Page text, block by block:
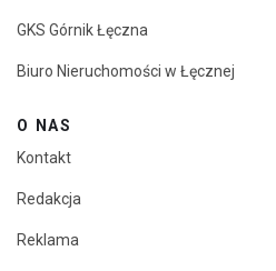
GKS Górnik Łęczna
Biuro Nieruchomości w Łęcznej
O NAS
Kontakt
Redakcja
Reklama